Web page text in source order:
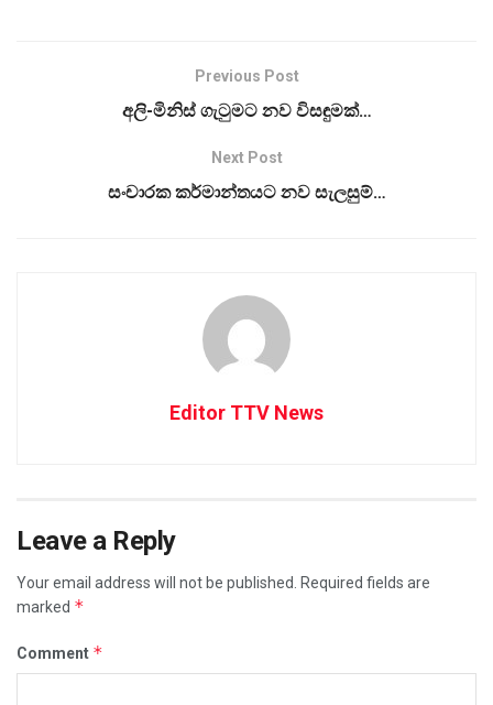
Previous Post
අලි-මිනිස් ගැටුමට නව විසඳුමක්…
Next Post
සංචාරක කර්මාන්තයට නව සැලසුම්…
Editor TTV News
Leave a Reply
Your email address will not be published.
Required fields are
marked *
Comment *